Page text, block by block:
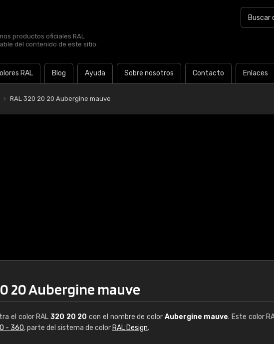
productos oficiales RAL
del contenido de este sitio.
RAL Blog Ayuda Sobre nosotros Contacto Enlaces
RAL 320 20 20 Aubergine mauve
20 Aubergine mauve
el color RAL320 20 20 con el nombre de color Aubergine mauve. Este color
- 360, parte del sistema de color RAL Design.